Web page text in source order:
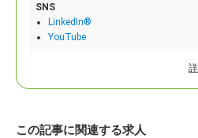
SNS
LinkedIn®
YouTube
この記事に関連する求人